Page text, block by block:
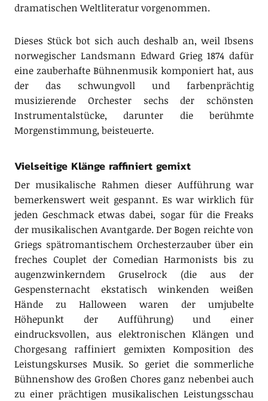
dramatischen Weltliteratur vorgenommen.
Dieses Stück bot sich auch deshalb an, weil Ibsens
norwegischer Landsmann Edward Grieg 1874 dafür
eine zauberhafte Bühnenmusik komponiert hat, aus
der das schwungvoll und farbenprächtig
musizierende Orchester sechs der schönsten
Instrumentalstücke, darunter die berühmte
Morgenstimmung, beisteuerte.
Vielseitige Klänge raffiniert gemixt
Der musikalische Rahmen dieser Aufführung war
bemerkenswert weit gespannt. Es war wirklich für
jeden Geschmack etwas dabei, sogar für die Freaks
der musikalischen Avantgarde. Der Bogen reichte von
Griegs spätromantischem Orchesterzauber über ein
freches Couplet der Comedian Harmonists bis zu
augenzwinkerndem Gruselrock (die aus der
Gespensternacht ekstatisch winkenden weißen
Hände zu Halloween waren der umjubelte
Höhepunkt der Aufführung) und einer
eindrucksvollen, aus elektronischen Klängen und
Chorgesang raffiniert gemixten Komposition des
Leistungskurses Musik. So geriet die sommerliche
Bühnenshow des Großen Chores ganz nebenbei auch
zu einer prächtigen musikalischen Leistungsschau